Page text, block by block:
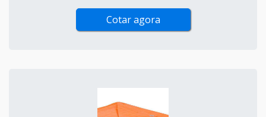
Cotar agora